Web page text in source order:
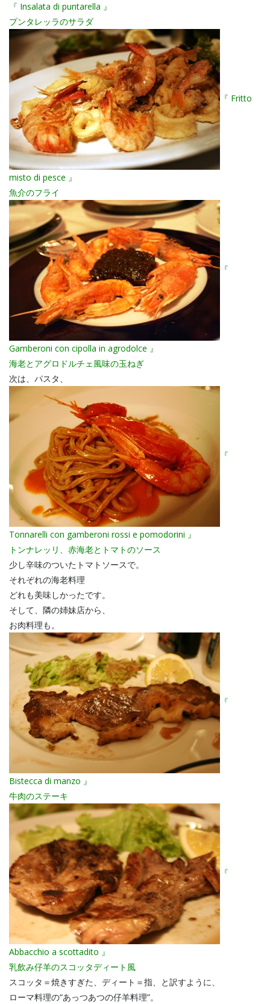
『 Insalata di puntarella 』
プンタレッラのサラダ
『 Fritto
misto di pesce 』
魚介のフライ
『
Gamberoni con cipolla in agrodolce 』
海老とアグロドルチェ風味の玉ねぎ
次は、パスタ、
『
Tonnarelli con gamberoni rossi e pomodorini 』
トンナレッリ、赤海老とトマトのソース
少し辛味のついたトマトソースで。
それぞれの海老料理
どれも美味しかったです。
そして、隣の姉妹店から、
お肉料理も。
『
Bistecca di manzo 』
牛肉のステーキ
『
Abbacchio a scottadito 』
乳飲み仔羊のスコッタディート風
スコッタ＝焼きすぎた、ディート＝指、と訳すように、
ローマ料理の“あっつあつの仔羊料理”。